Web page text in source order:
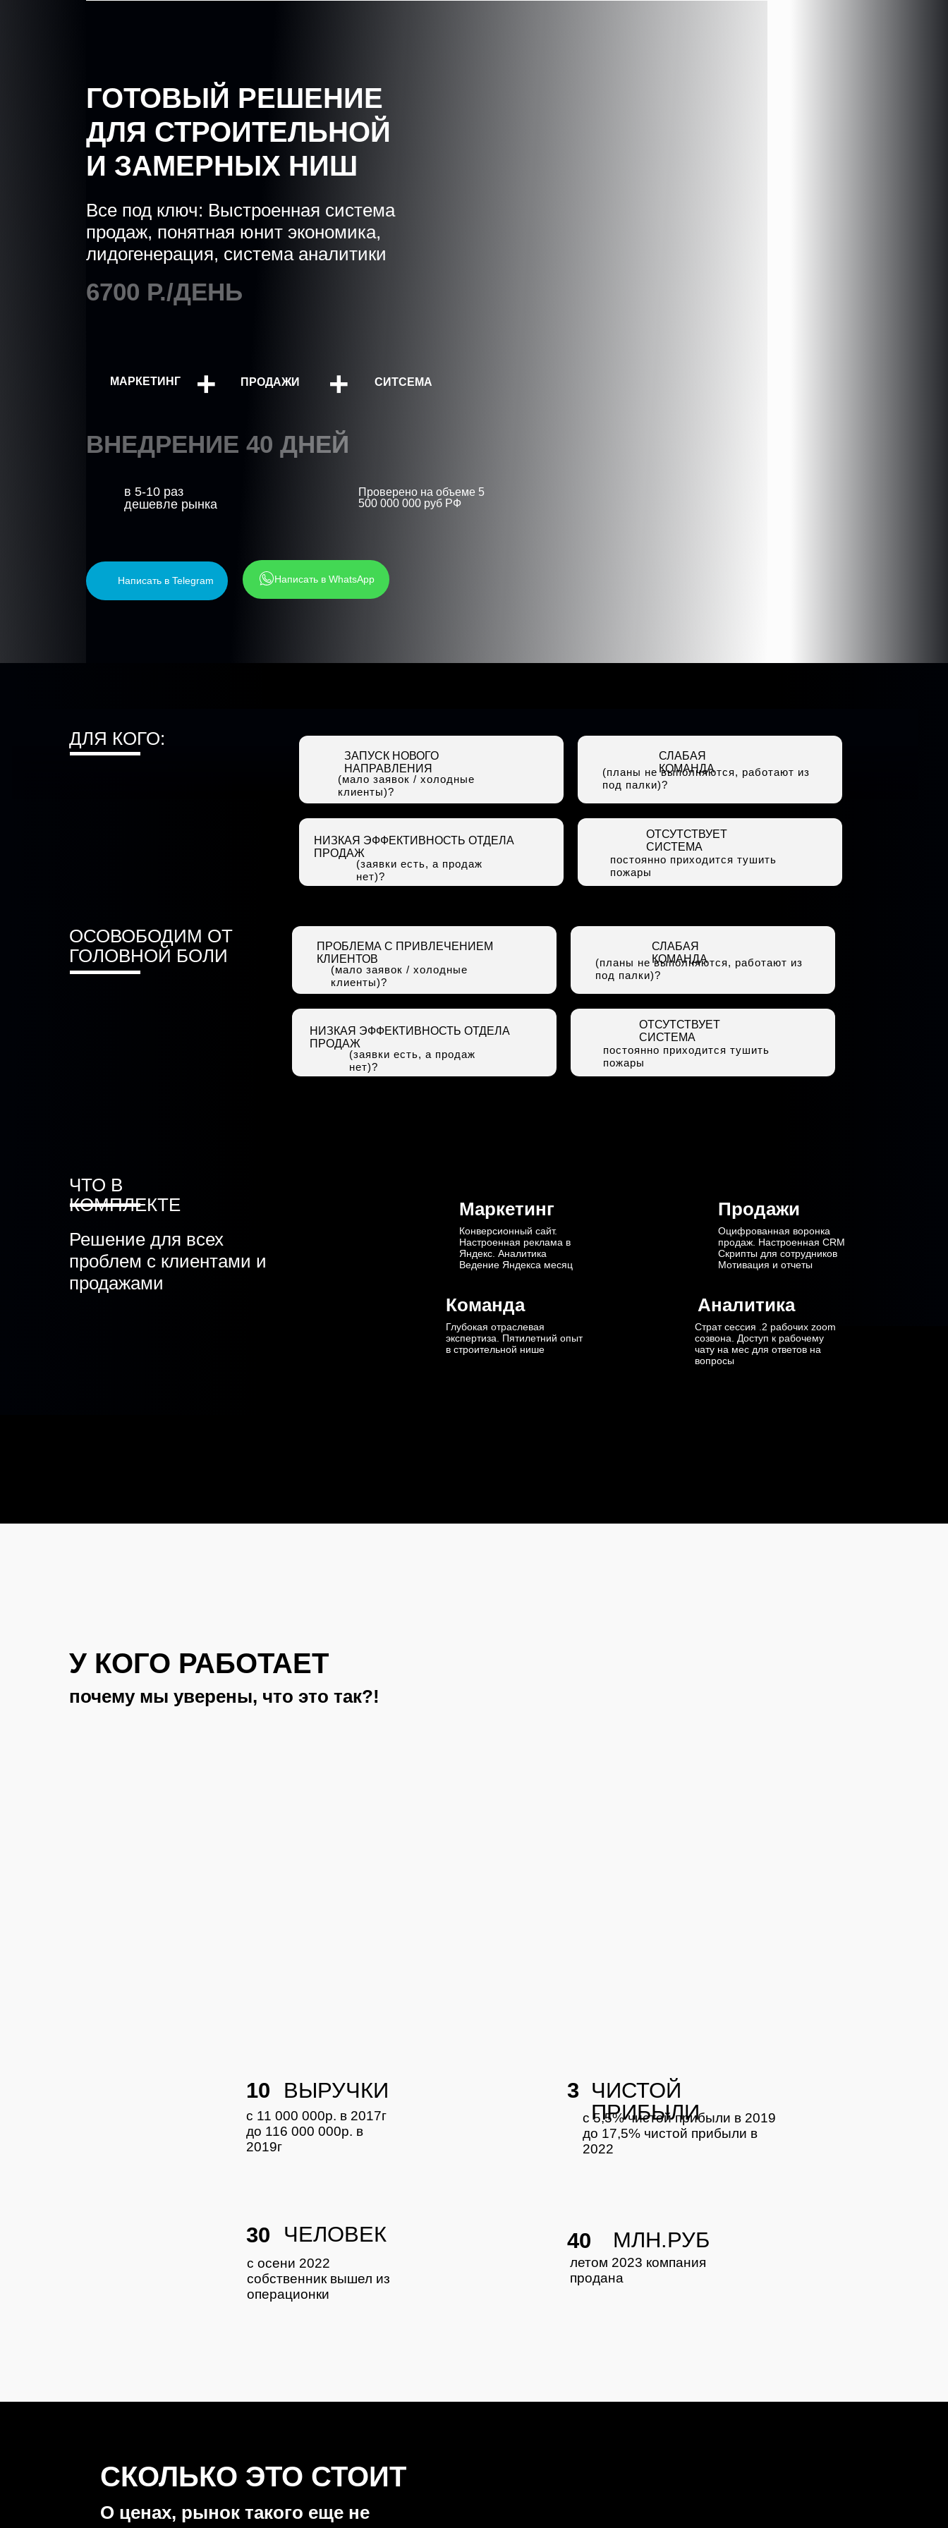
ГОТОВЫЙ РЕШЕНИЕ
ДЛЯ СТРОИТЕЛЬНОЙ
И ЗАМЕРНЫХ НИШ
ВНЕДРЕНИЕ 40 ДНЕЙ
Все под ключ: Выстроенная система
продаж, понятная юнит экономика,
лидогенерация, система аналитики
в 5-10 раз
дешевле рынка
Проверено на объеме 5
500 000 000 руб РФ
+
МАРКЕТИНГ +
ПРОДАЖИ
6700 Р./ДЕНЬ
Написать в Telegram Написать в WhatsApp
СИТСЕМА
(мало заявок / холодные
клиенты)?
ЗАПУСК НОВОГО
НАПРАВЛЕНИЯ
(планы не выполняются, работают из
под палки)?
СЛАБАЯ
КОМАНДА
постоянно приходится тушить
пожары
ОТСУТСТВУЕТ
СИСТЕМА
ОСОВОБОДИМ ОТ
ГОЛОВНОЙ БОЛИ
ЧТО В
КОМПЛЕКТЕ
Продажи
Оцифрованная воронка
продаж. Настроенная CRM
Скрипты для сотрудников
Мотивация и отчеты
(заявки есть, а продаж
нет)?
НИЗКАЯ ЭФФЕКТИВНОСТЬ ОТДЕЛА
ПРОДАЖ
Команда
Глубокая отраслевая
экспертиза. Пятилетний опыт
в строительной нише
Решение для всех
проблем с клиентами и
продажами
Маркетинг
Аналитика
Страт сессия .2 рабочих zoom
созвона. Доступ к рабочему
чату на мес для ответов на
вопросы
Конверсионный сайт.
Настроенная реклама в
Яндекс. Аналитика
Ведение Яндекса месяц
(планы не выполняются, работают из
под палки)?
СЛАБАЯ
КОМАНДА
ДЛЯ КОГО:
(заявки есть, а продаж
нет)?
НИЗКАЯ ЭФФЕКТИВНОСТЬ ОТДЕЛА
ПРОДАЖ
постоянно приходится тушить
пожары
ОТСУТСТВУЕТ
СИСТЕМА
(мало заявок / холодные
клиенты)?
ПРОБЛЕМА С ПРИВЛЕЧЕНИЕМ
КЛИЕНТОВ
У КОГО РАБОТАЕТ
почему мы уверены, что это так?!
30
с осени 2022
собственник вышел из
операционки
ЧЕЛОВЕК 40
летом 2023 компания
продана
МЛН.РУБ
3
с 5,5% чистой прибыли в 2019
до 17,5% чистой прибыли в
2022
10
ЧИСТОЙ
ПРИБЫЛИ
с 11 000 000р. в 2017г
до 116 000 000р. в
2019г
ВЫРУЧКИ
СКОЛЬКО ЭТО СТОИТ
О ценах, рынок такого еще не